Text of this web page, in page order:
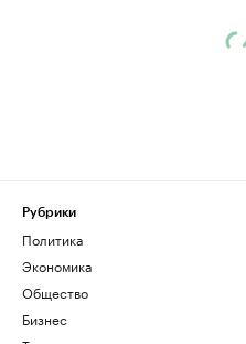
Рубрики
Политика
Экономика
Общество
Бизнес